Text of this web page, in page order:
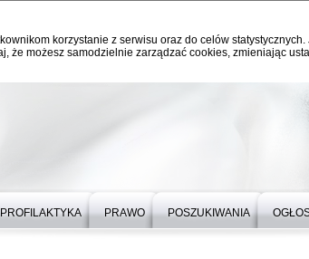
korzystanie z serwisu oraz do celów
że możesz samodzielnie zarządzać cookies, zmieniając
PROFILAKTYKA PRAWO POSZUKIWANIA